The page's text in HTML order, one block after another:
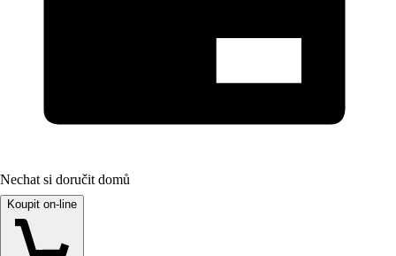
Nechat si doručit domů
Koupit on-line